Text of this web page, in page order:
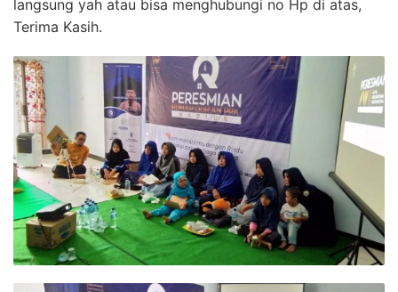
langsung yah atau bisa menghubungi no Hp di atas,
Terima Kasih.